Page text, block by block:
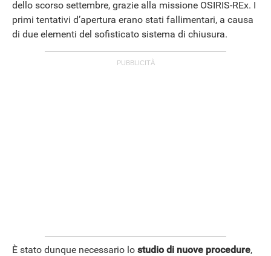
dello scorso settembre, grazie alla missione OSIRIS-REx. I
primi tentativi d’apertura erano stati fallimentari, a causa
di due elementi del sofisticato sistema di chiusura.
È stato dunque necessario lo studio di nuove procedure,